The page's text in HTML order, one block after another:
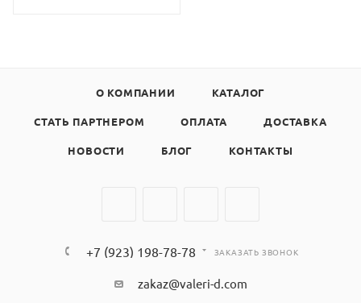
О КОМПАНИИ КАТАЛОГ
СТАТЬ ПАРТНЕРОМ ОПЛАТА ДОСТАВКА
НОВОСТИ БЛОГ КОНТАКТЫ
+7 (923) 198-78-78 ЗАКАЗАТЬ ЗВОНОК
zakaz@valeri-d.com